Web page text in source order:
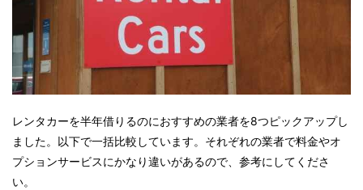
レンタカーを半年借りるのにおすすめの業者を8つピックアップし
ました。以下で一括比較しています。それぞれの業者で料金やオ
プションサービスにかなり違いがあるので、参考にしてくださ
い。